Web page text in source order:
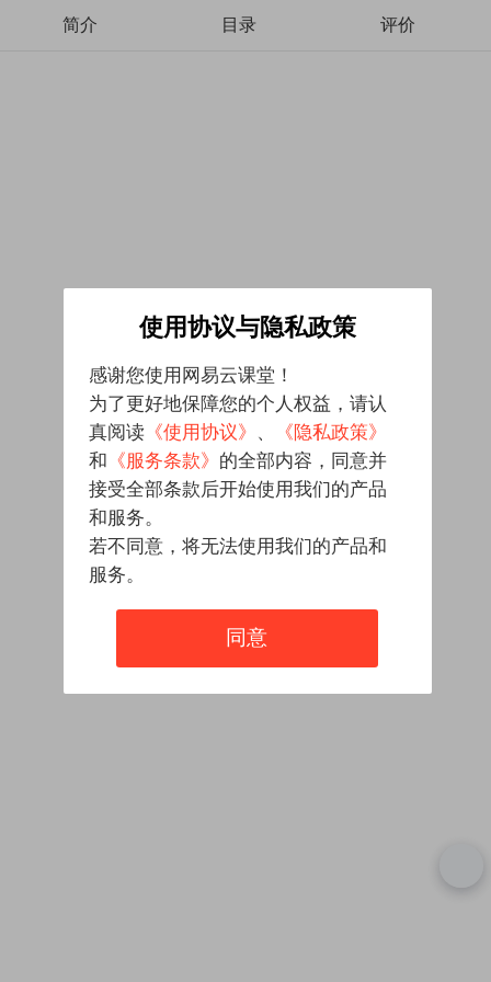
简介 目录 评价
使用协议与隐私政策
感谢您使用网易云课堂！
为了更好地保障您的个人权益，请认
真阅读 《使用协议》 、
《隐私政策》
和 《服务条款》 的全部内容，同意并
接受全部条款后开始使用我们的产品
和服务。
若不同意，将无法使用我们的产品和
服务。
同意